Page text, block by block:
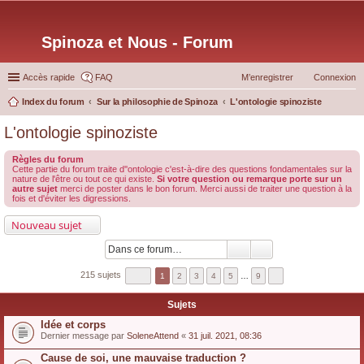
Spinoza et Nous - Forum
Accès rapide FAQ Connexion
M’enregistrer
Index du forum Sur la philosophie de Spinoza
L'ontologie spinoziste
L'ontologie spinoziste
Règles du forum
Cette partie du forum traite d''ontologie c'est-à-dire des questions fondamentales sur la
nature de l'être ou tout ce qui existe. Si votre question ou remarque porte sur un
autre sujet merci de poster dans le bon forum. Merci aussi de traiter une question à la
fois et d'éviter les digressions.
Nouveau sujet
215 sujets 1 2 3 4 5 9
Sujets
Idée et corps
Dernier message par SoleneAttend « 31 juil. 2021, 08:36
Cause de soi, une mauvaise traduction ?